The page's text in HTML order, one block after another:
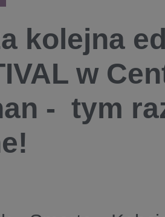
kolejna
w
- tym